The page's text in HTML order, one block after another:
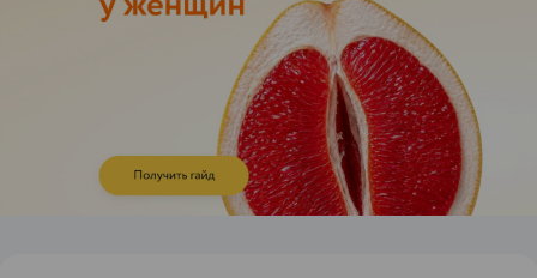
ЭФФЕКТИВНАЯ РЕКЛАМА НА САЙТЕ